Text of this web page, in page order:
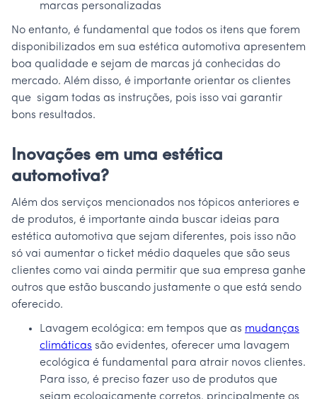
marcas personalizadas
No entanto, é fundamental que todos os itens que forem
disponibilizados em sua estética automotiva apresentem
boa qualidade e sejam de marcas já conhecidas do
mercado. Além disso, é importante orientar os clientes
que sigam todas as instruções, pois isso vai garantir
bons resultados.
Inovações em uma estética
automotiva?
Além dos serviços mencionados nos tópicos anteriores e
de produtos, é importante ainda buscar ideias para
estética automotiva que sejam diferentes, pois isso não
só vai aumentar o ticket médio daqueles que são seus
clientes como vai ainda permitir que sua empresa ganhe
outros que estão buscando justamente o que está sendo
oferecido.
Lavagem ecológica: em tempos que as mudanças
climáticas são evidentes, oferecer uma lavagem
ecológica é fundamental para atrair novos clientes.
Para isso, é preciso fazer uso de produtos que